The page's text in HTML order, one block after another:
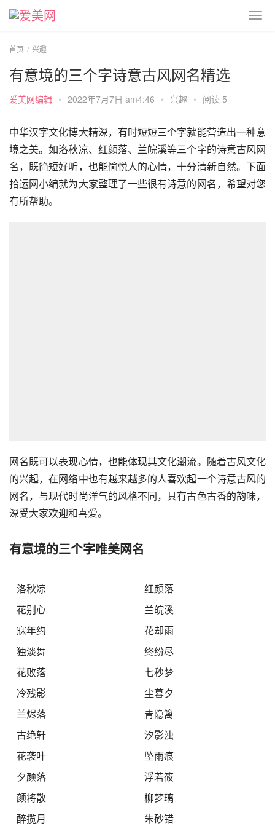
首页 兴趣
有意境的三个字诗意古风网名精选
爱美网编辑 • 2022年7月7日 am4:46 • 兴趣 • 阅读 5
中华汉字文化博大精深，有时短短三个字就能营造出一种意
境之美。如洛秋凉、红颜落、兰皖溪等三个字的诗意古风网
名，既简短好听，也能愉悦人的心情，十分清新自然。下面
拾运网小编就为大家整理了一些很有诗意的网名，希望对您
有所帮助。
网名既可以表现心情，也能体现其文化潮流。随着古风文化
的兴起，在网络中也有越来越多的人喜欢起一个诗意古风的
网名，与现代时尚洋气的风格不同，具有古色古香的韵味，
深受大家欢迎和喜爱。
有意境的三个字唯美网名
洛秋凉
红颜落
花别心
兰皖溪
寐年约
花却雨
独淡舞
终纷尽
花败落
七秒梦
冷残影
尘暮夕
兰烬落
青隐篱
古绝轩
汐影浊
花袭叶
坠雨痕
夕颜落
浮若筱
颜将散
柳梦璃
醉揽月
朱砂错